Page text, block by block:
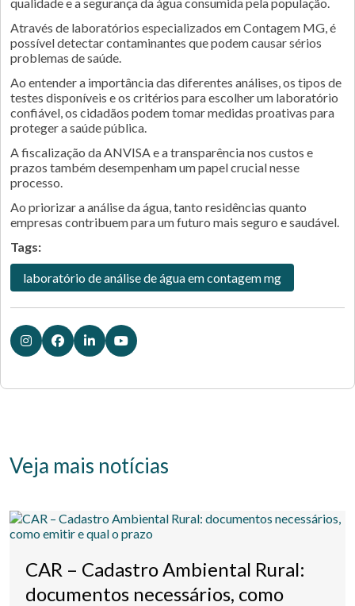
Através de laboratórios especializados em Contagem MG, é
possível detectar contaminantes que podem causar sérios
problemas de saúde.
Ao entender a importância das diferentes análises, os tipos de
testes disponíveis e os critérios para escolher um laboratório
confiável, os cidadãos podem tomar medidas proativas para
proteger a saúde pública.
A fiscalização da ANVISA e a transparência nos custos e
prazos também desempenham um papel crucial nesse
processo.
Ao priorizar a análise da água, tanto residências quanto
empresas contribuem para um futuro mais seguro e saudável.
Tags:
laboratório de análise de água em contagem mg
Veja mais notícias
CAR – Cadastro Ambiental Rural:
documentos necessários, como